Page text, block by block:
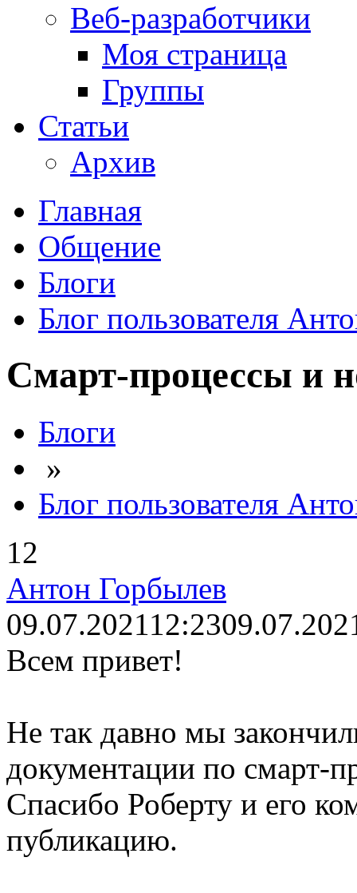
Веб-разработчики
Моя страница
Группы
Статьи
Архив
Главная
Общение
Блоги
Блог пользователя
Смарт-процессы и
Блоги
»
Блог пользователя
12
Антон Горбылев
09.07.202112:23
Всем привет!
Не так давно мы
документации по смарт-
Спасибо Роберту и его
публикацию.